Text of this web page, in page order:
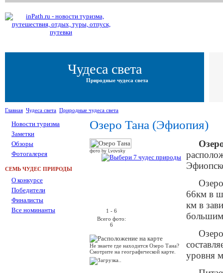
Чудеса света
Природные чудеса света
Главная Чудеса света Природные чудеса света
Новости туризма
Заметки
Обзоры
Фотогалерея
СЕМЬ ЧУДЕС ПРИРОДЫ
О конкурсе
Победители
Финалисты
Все номинанты
Озеро Тана (Эфиопия)
фото by Lvovsky
1 - 6
Всего фото:
6
Не знаете где находится Озеро Тана?
Смотрите на географической карте.
66км в
км в
уровня